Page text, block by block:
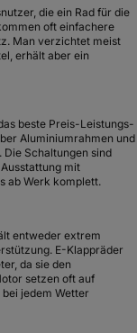
die ein Rad für die
oft einfachere
Man verzichtet meist
erhält aber ein
beste Preis-Leistungs-
Aluminiumrahmen und
Schaltungen sind
mit
ab Werk komplett.
entweder extrem
E-Klappräder
da sie den
setzen oft auf
jedem Wetter